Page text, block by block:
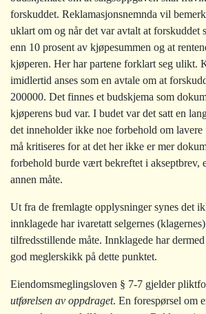
forskuddet. Reklamasjonsnemnda vil
uklart om og når det var avtalt at forskuddet
enn 10 prosent av kjøpesummen og at
kjøperen. Her har partene forklart seg ulikt.
imidlertid anses som en avtale om at
200000. Det finnes et budskjema som
kjøperens bud var. I budet var det satt en
det inneholder ikke noe forbehold om
må kritiseres for at det her ikke er mer
forbehold burde vært bekreftet i akseptbrev,
annen måte.
Ut fra de fremlagte opplysninger synes det
innklagede har ivaretatt selgernes (klagernes)
tilfredsstillende måte. Innklagede har
god meglerskikk på dette punktet.
Eiendomsmeglingsloven § 7-7 gjelder
utførelsen av oppdraget. En forespørsel om